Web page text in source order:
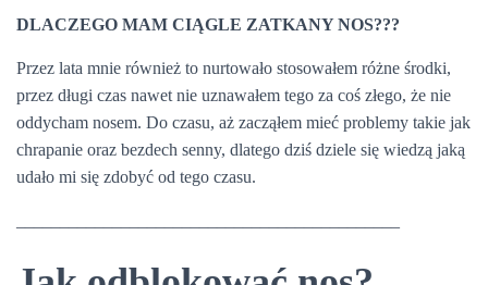
DLACZEGO MAM CIĄGLE ZATKANY NOS???
Przez lata mnie również to nurtowało stosowałem różne środki,
przez długi czas nawet nie uznawałem tego za coś złego, że nie
oddycham nosem. Do czasu, aż zacząłem mieć problemy takie jak
chrapanie oraz bezdech senny, dlatego dziś dziele się wiedzą jaką
udało mi się zdobyć od tego czasu.